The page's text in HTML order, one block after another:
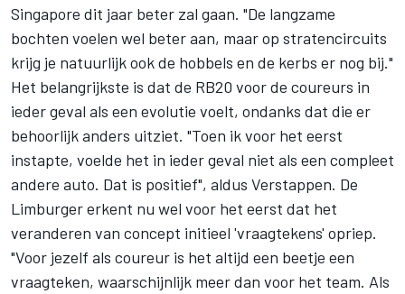
Singapore dit jaar beter zal gaan. "De langzame
bochten voelen wel beter aan, maar op stratencircuits
krijg je natuurlijk ook de hobbels en de kerbs er nog bij."
Het belangrijkste is dat de RB20 voor de coureurs in
ieder geval als een evolutie voelt, ondanks dat die er
behoorlijk anders uitziet. "Toen ik voor het eerst
instapte, voelde het in ieder geval niet als een compleet
andere auto. Dat is positief", aldus Verstappen. De
Limburger erkent nu wel voor het eerst dat het
veranderen van concept initieel 'vraagtekens' opriep.
"Voor jezelf als coureur is het altijd een beetje een
vraagteken, waarschijnlijk meer dan voor het team. Als